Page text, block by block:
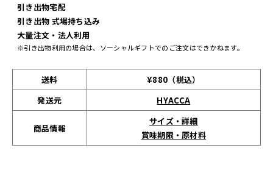
引き出物宅配
引き出物 式場持ち込み
大量注文・法人利用
※引き出物利用の場合は、ソーシャルギフトでのご注文はできかねます。
送料
¥880（税込）
発送元
HYACCA
商品情報
サイズ・詳細
賞味期限・原材料